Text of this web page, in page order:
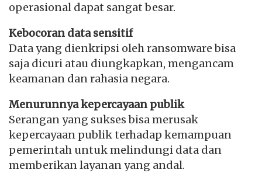
operasional dapat sangat besar.
Kebocoran data sensitif
Data yang dienkripsi oleh ransomware bisa
saja dicuri atau diungkapkan, mengancam
keamanan dan rahasia negara.
Menurunnya kepercayaan publik
Serangan yang sukses bisa merusak
kepercayaan publik terhadap kemampuan
pemerintah untuk melindungi data dan
memberikan layanan yang andal.